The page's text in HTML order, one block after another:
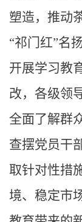
塑造，推动
“祁门红”名
开展学习教
改，各级领
全面了解群
查摆党员干
取针对性措
境、稳定市